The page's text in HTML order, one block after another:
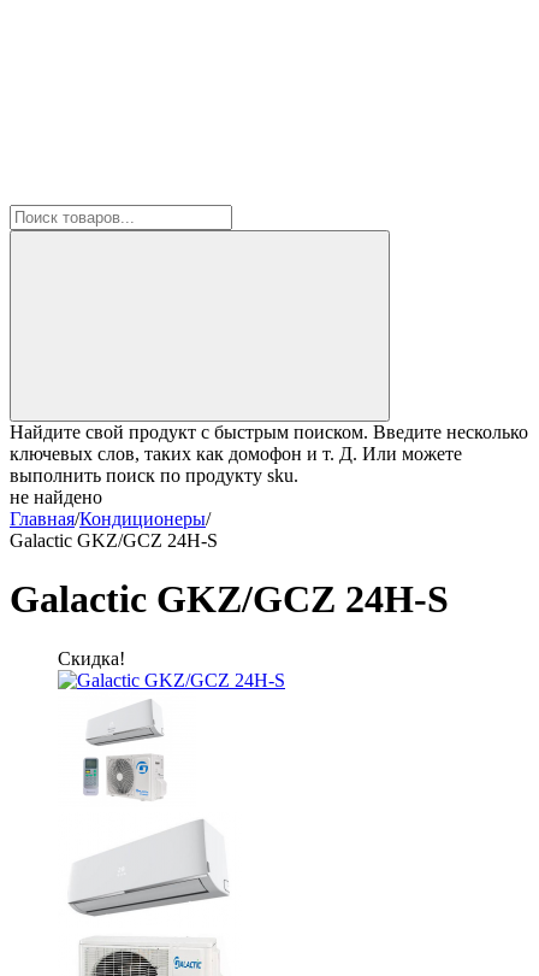
Найдите свой продукт с быстрым поиском. Введите несколько
ключевых слов, таких как домофон и т. Д. Или можете
выполнить поиск по продукту sku.
не найдено
Главная/Кондиционеры/
Galactic GKZ/GCZ 24H-S
Galactic GKZ/GCZ 24H-S
Скидка!